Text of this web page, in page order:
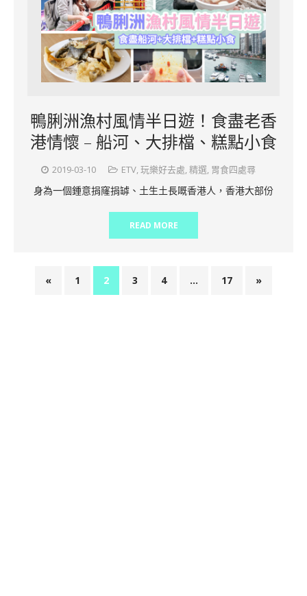
鴨脷洲漁村風情半日遊！食盡老香
港情懷 – 船河、大排檔、糕點小食
2019-03-10 ETV,玩樂好去處,精選, 胃食四處尋
身為一個鍾意捐窿捐罅、土生土長嘅香港人，香港大部份
READ MORE
« 1 2 3 4 … 17 »